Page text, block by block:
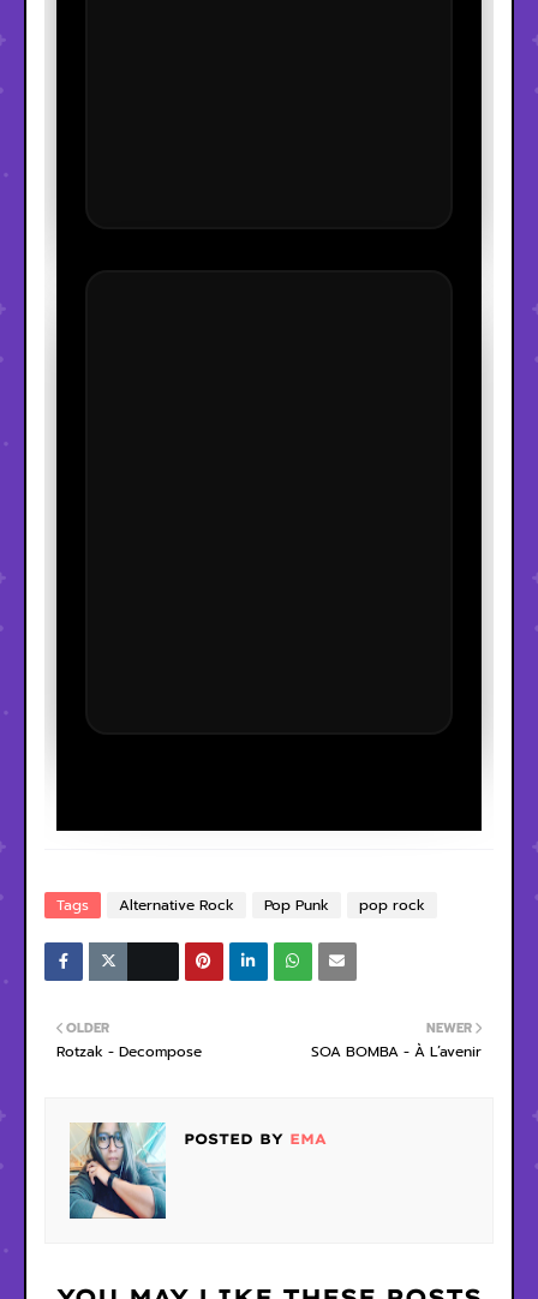
Tags Alternative Rock Pop Punk pop rock
NEWER
SOA BOMBA - À L’avenir
OLDER
Rotzak - Decompose
POSTED BY EMA